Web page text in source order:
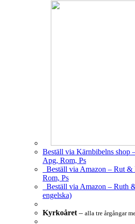
Beställ via Kärnbibelns shop
Apg, Rom, Ps
Beställ via Amazon – Rut &
Rom, Ps
Beställ via Amazon – Ruth
engelska)
Kyrkoåret – alla tre årgångar